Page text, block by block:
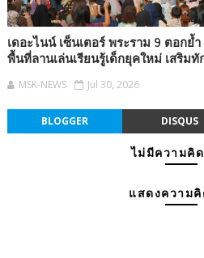
เดอะไนน์ เซ็นเตอร์ พระราม 9 ตอกย้
พื้นที่ลานเล่นเรียนรู้เด็กยุคใหม่ เสริมทั
MSK-NEWS Jul 30, 2026
BLOGGER DISQUS
ไม่มีความคิ
แสดงความคิ